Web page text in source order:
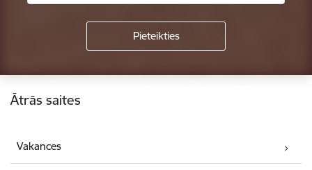
Kājene
Ātrās saites
Vakances